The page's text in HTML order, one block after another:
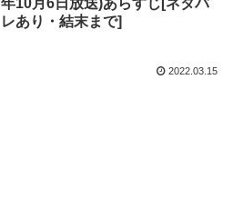
年10月6日放送)あらすじ[ネタバ
レあり・結末まで]
2022.03.15